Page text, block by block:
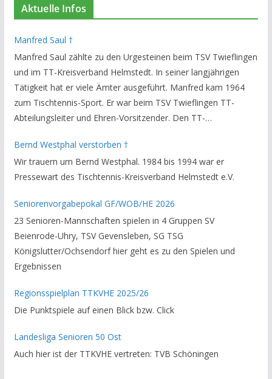
Aktuelle Infos
Manfred Saul †
Manfred Saul zählte zu den Urgesteinen beim TSV Twieflingen
und im TT-Kreisverband Helmstedt. In seiner langjährigen
Tätigkeit hat er viele Ämter ausgeführt. Manfred kam 1964
zum Tischtennis-Sport. Er war beim TSV Twieflingen TT-
Abteilungsleiter und Ehren-Vorsitzender. Den TT-
Helmstedt unterstützte er als Staffelleiter. Zuletzt war er
Vorsitzender des Rechtsausschusses im Kreisverband. Im
stillen GedenkenH.-K. Bartels / Vorsitzender
Bernd Westphal verstorben †
Wir trauern um Bernd Westphal. 1984 bis 1994 war er
Pressewart des Tischtennis-Kreisverband Helmstedt e.V.
Seniorenvorgabepokal GF/WOB/HE 2026
23 Senioren-Mannschaften spielen in 4 Gruppen SV
Beienrode-Uhry, TSV Gevensleben, SG TSG
Königslutter/Ochsendorf hier geht es zu den Spielen und
Ergebnissen
Regionsspielplan TTKVHE 2025/26
Die Punktspiele auf einen Blick bzw. Click
Landesliga Senioren 50 Ost
Auch hier ist der TTKVHE vertreten: TVB Schöningen